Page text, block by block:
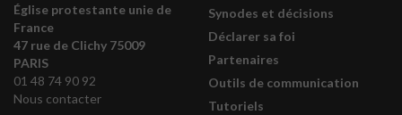
Église protestante unie de
France
47 rue de Clichy 75009
PARIS
01 48 74 90 92
Nous contacter
Synodes et décisions
Déclarer sa foi
Partenaires
Outils de communication
Tutoriels